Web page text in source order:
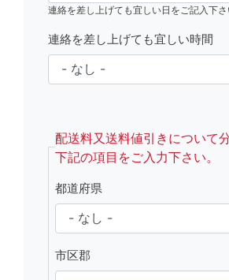
連絡を差し上げても宜しい日をご記入下
連絡を差し上げても宜しい時間
配送料又送料値引きについて
下記の項目をご入力下さい。
都道府県
市区郡